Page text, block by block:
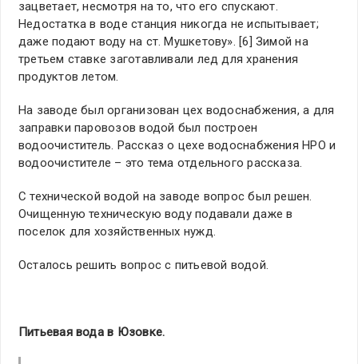
зацветает, несмотря на то, что его спускают.
Недостатка в воде станция никогда не испытывает;
даже подают воду на ст. Мушкетову». [6] Зимой на
третьем ставке заготавливали лед для хранения
продуктов летом.
На заводе был организован цех водоснабжения, а для
заправки паровозов водой был построен
водоочиститель. Рассказ о цехе водоснабжения НРО и
водоочистителе – это тема отдельного рассказа.
С технической водой на заводе вопрос был решен.
Очищенную техническую воду подавали даже в
поселок для хозяйственных нужд.
Осталось решить вопрос с питьевой водой.
Питьевая вода в Юзовке.